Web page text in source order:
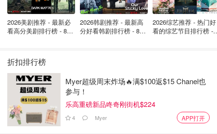
《爱之风暴》（Love Storm） (2016)
《玛莎和熊：儿歌》（Masha and the Bear: Nursery
《夜莺》（The Nightingale） (2018)
《抢劫坚果店2：坚果也疯狂》（The Nut Job 2: Nutty
by Nature） (2017)
《糖果怪兽故事》（On Nom Stories） (第1季)
《嫌疑人》（Suspect） (第1季)
2026美剧推荐 - 最新必
看高分美剧排行榜 - 8月
2026韩剧推荐 - 最新高
分好看韩剧排行榜 - 8月
2026综艺推荐 - 热门好
看的综艺节目排行榜 -
折扣排行榜
Myer超级周末炸场🔥满$100返$15 Chanel也
参与！
乐高重磅新品咚奇刚街机$224
4 Myer APP打开